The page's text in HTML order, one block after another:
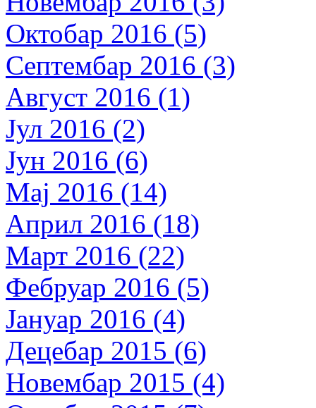
Октобар 2016 (5)
Септембар 2016 (3)
Август 2016 (1)
Јул 2016 (2)
Јун 2016 (6)
Мај 2016 (14)
Април 2016 (18)
Март 2016 (22)
Фебруар 2016 (5)
Јануар 2016 (4)
Децебар 2015 (6)
Новембар 2015 (4)